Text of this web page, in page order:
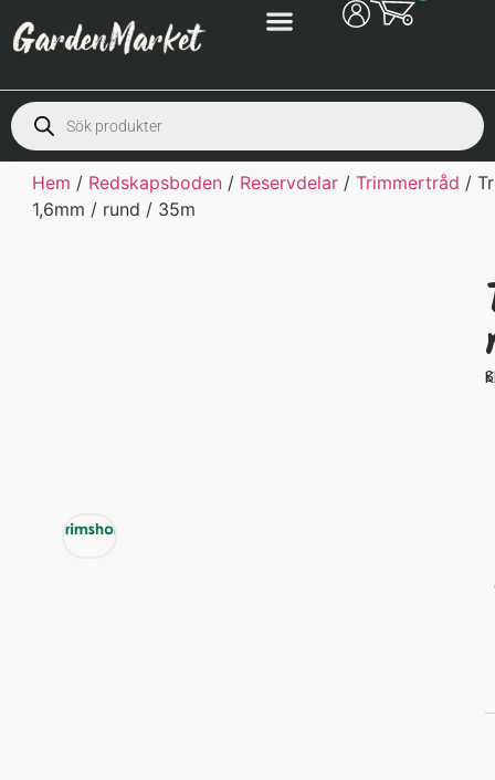
Hem / Redskapsboden / Reservdelar /Trimmertråd /
1,6mm / rund / 35m